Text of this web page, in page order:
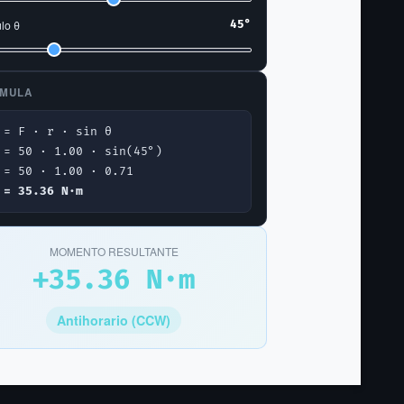
θ 45°
= F · r · sin θ
= 50 · 1.00 · sin(45°)
= 50 · 1.00 · 0.71
= 35.36 N·m
MOMENTO RESULTANTE
+35.36 N·m
Antihorario (CCW)